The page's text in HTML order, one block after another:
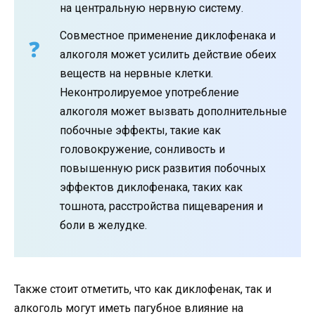
на центральную нервную систему.
Совместное применение диклофенака и
алкоголя может усилить действие обеих
веществ на нервные клетки.
Неконтролируемое употребление
алкоголя может вызвать дополнительные
побочные эффекты, такие как
головокружение, сонливость и
повышенную риск развития побочных
эффектов диклофенака, таких как
тошнота, расстройства пищеварения и
боли в желудке.
Также стоит отметить, что как диклофенак, так и
алкоголь могут иметь пагубное влияние на